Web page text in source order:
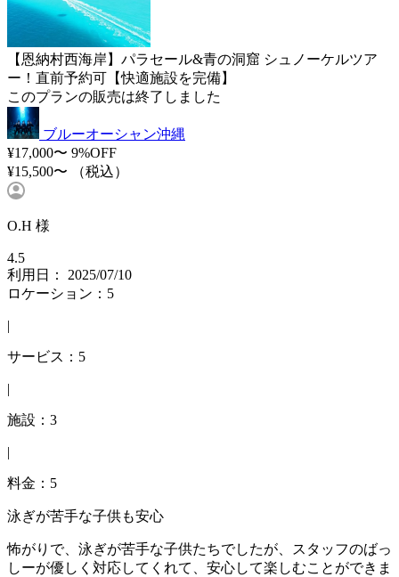
【恩納村西海岸】パラセール&青の洞窟 シュノーケルツア
ー！直前予約可【快適施設を完備】
このプランの販売は終了しました
ブルーオーシャン沖縄
¥17,000〜 9%OFF
¥15,500〜
（税込）
O.H 様
4.5
利用日： 2025/07/10
ロケーション：5
|
サービス：5
|
施設：3
|
料金：5
泳ぎが苦手な子供も安心
怖がりで、泳ぎが苦手な子供たちでしたが、スタッフのばっ
しーが優しく対応してくれて、安心して楽しむことができま